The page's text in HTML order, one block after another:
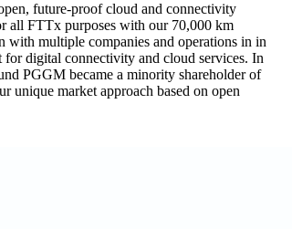
future-proof cloud and connectivity
all FTTx purposes with our 70,000 km
with multiple companies and operations in in
for digital connectivity and cloud services. In
PGGM became a minority shareholder of
unique market approach based on open